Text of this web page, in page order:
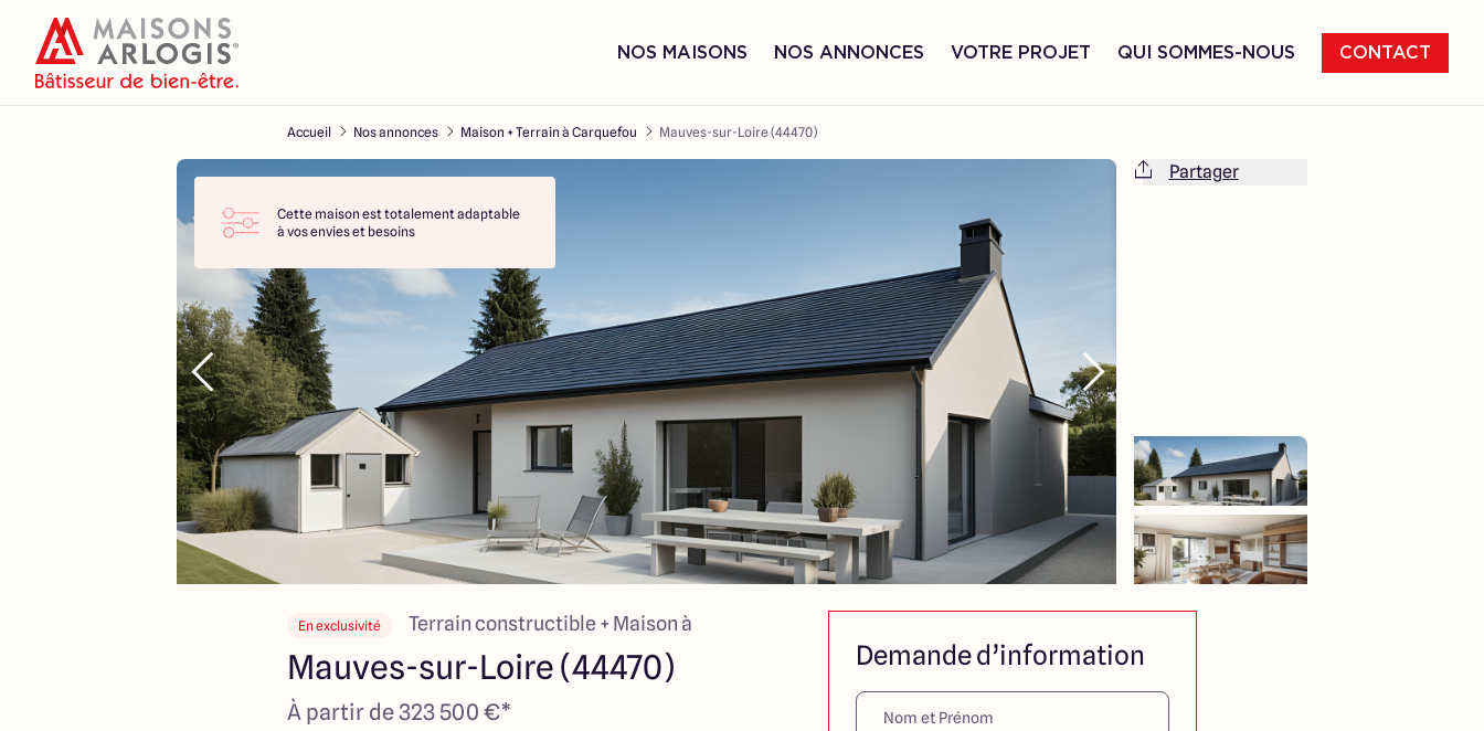
NOS MAISONS NOS ANNONCES VOTRE PROJET QUI SOMMES-NOUS CONTACT
Accueil Nos annonces Maison + Terrain à Carquefou Mauves-sur-Loire (44470)
Cette maison est totalement adaptable
à vos envies et besoins
Partager
En exclusivité Terrain constructible + Maison à
Mauves-sur-Loire (44470)
À partir de 323 500 €*
Demande d’information